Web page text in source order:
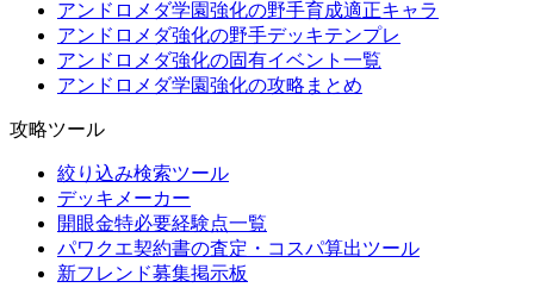
アンドロメダ学園強化の野手育成適正キャラ
アンドロメダ強化の野手デッキテンプレ
アンドロメダ強化の固有イベント一覧
アンドロメダ学園強化の攻略まとめ
攻略ツール
絞り込み検索ツール
デッキメーカー
開眼金特必要経験点一覧
パワクエ契約書の査定・コスパ算出ツール
新フレンド募集掲示板